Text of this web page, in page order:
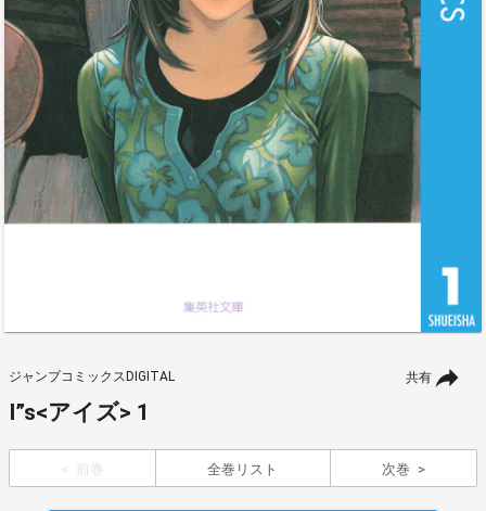
共有
ジャンプコミックスDIGITAL
I”s<アイズ> 1
前巻 全巻リスト 次巻